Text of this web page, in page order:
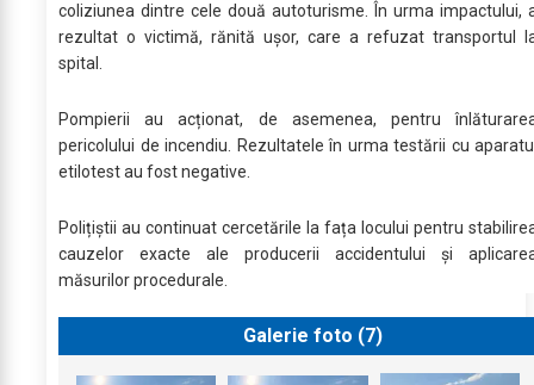
coliziunea dintre cele două autoturisme. În urma impactului,
rezultat o victimă, rănită ușor, care a refuzat transportul
spital.
Pompierii au acționat, de asemenea, pentru
pericolului de incendiu. Rezultatele în urma testării cu
etilotest au fost negative.
Polițiștii au continuat cercetările la fața locului pentru
cauzelor exacte ale producerii accidentului și
măsurilor procedurale.
Galerie foto (7)